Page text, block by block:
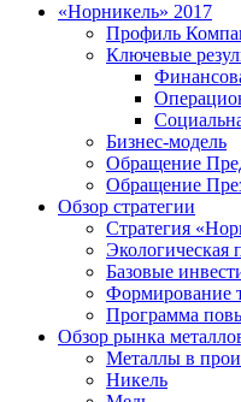
«Норникель» 2017
Профиль
Ключевые
Бизнес-модель
Обращение
Обращение
Обзор стратегии
Стратегия
Экологическая
Базовые
Формирование
Программа
Обзор рынка
Металлы в
Никель